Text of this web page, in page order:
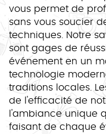
vous permet de
sans vous soucier
techniques. Notre
sont gages de
événement en un
technologie
traditions locales.
de l'efficacité de
l'ambiance unique
faisant de chaque